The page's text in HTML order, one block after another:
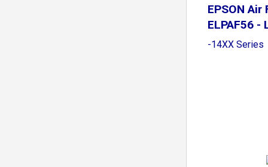
EPSON Air
ELPAF56 -
-14XX Series